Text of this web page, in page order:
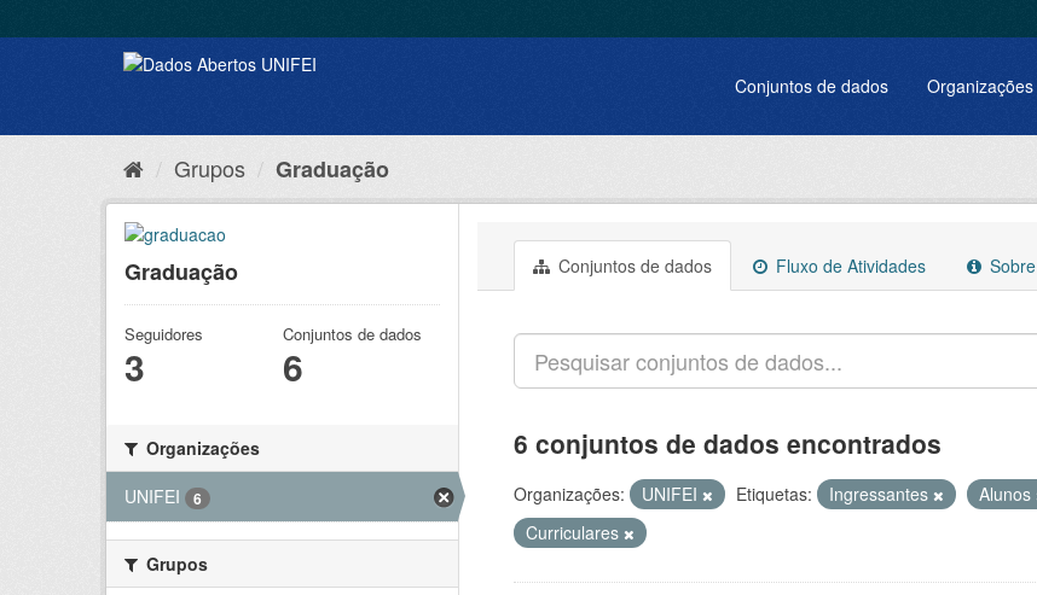
Conjuntos de dados Organizações
Grupos Graduação
Graduação
Seguidores
3
Conjuntos de dados
6
Organizações
UNIFEI
6
Grupos
Conjuntos de dados Fluxo de Atividades Sobre
6 conjuntos de dados encontrados
Organizações: UNIFEI Etiquetas: Ingressantes
Alunos
Curriculares